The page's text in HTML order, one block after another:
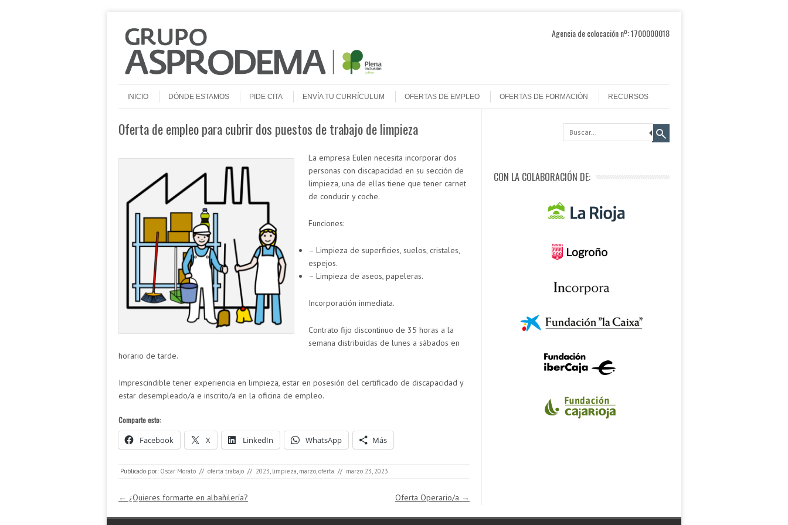
Agencia de colocación nº: 1700000018
Menú
INICIO
DÓNDE ESTAMOS PIDE CITA ENVÍA TU CURRÍCULUM OFERTAS DE EMPLEO OFERTAS DE FORMACIÓN RECURSOS
Oferta de empleo para cubrir dos puestos de trabajo de limpieza
La empresa Eulen necesita incorporar dos
personas con discapacidad en su sección de
limpieza, una de ellas tiene que tener carnet
de conducir y coche.
Funciones:
– Limpieza de superficies, suelos, cristales,
espejos.
– Limpieza de aseos, papeleras.
Incorporación inmediata.
Contrato fijo discontinuo de 35 horas a la
semana distribuidas de lunes a sábados en
horario de tarde.
Imprescindible tener experiencia en limpieza, estar en posesión del certificado de discapacidad y
estar desempleado/a e inscrito/a en la oficina de empleo.
Comparte esto:
Facebook X LinkedIn WhatsApp Más
Publicado por: Oscar Morato // oferta trabajo // 2023, limpieza, marzo,oferta // marzo 23, 2023
Navegación de entradas
← ¿Quieres formarte en albañilería? Oferta Operario/a →
CON LA COLABORACIÓN DE: